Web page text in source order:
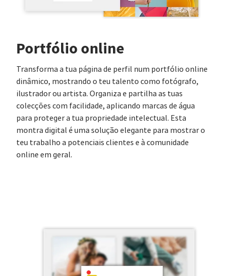
Portfólio online
Transforma a tua página de perfil num portfólio online
dinâmico, mostrando o teu talento como fotógrafo,
ilustrador ou artista. Organiza e partilha as tuas
colecções com facilidade, aplicando marcas de água
para proteger a tua propriedade intelectual. Esta
montra digital é uma solução elegante para mostrar o
teu trabalho a potenciais clientes e à comunidade
online em geral.